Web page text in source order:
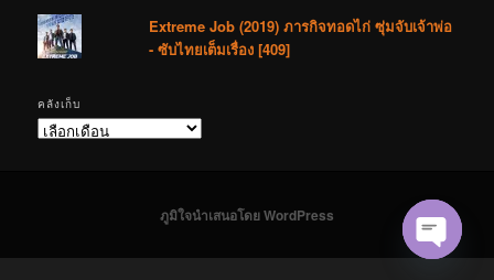
Extreme Job (2019) ภารกิจทอดไก่ ซุ่มจับเจ้าพ่อ
- ซับไทยเต็มเรื่อง [409]
คลังเก็บ
คลัง
ภูมิใจนำเสนอโดย WordPress